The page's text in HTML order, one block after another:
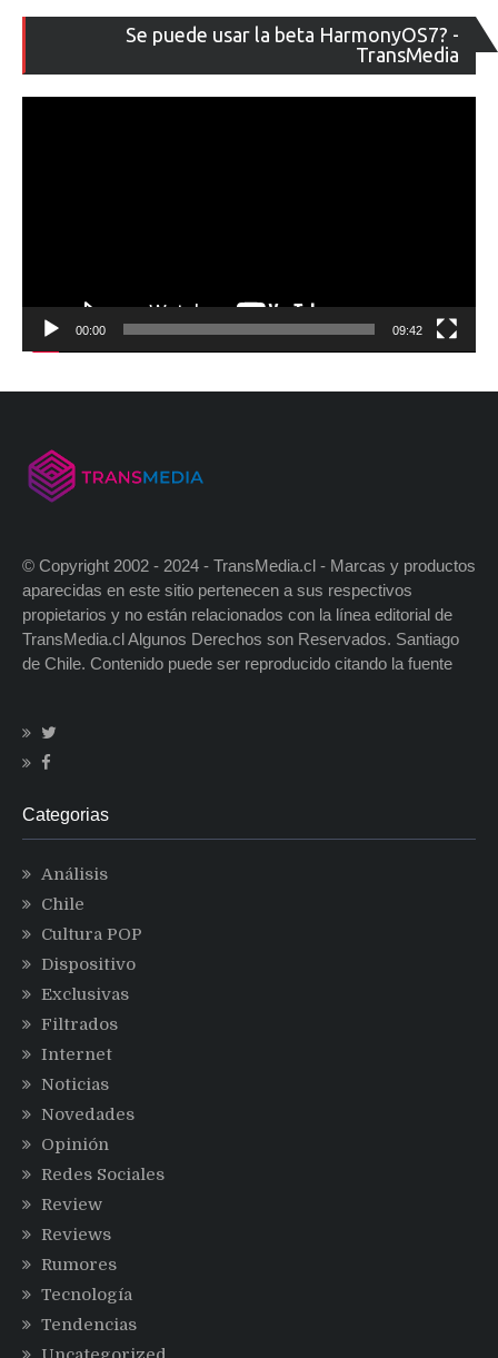
Se puede usar la beta HarmonyOS7? -
TransMedia
de
00:00 09:42
© Copyright 2002 - 2024 - TransMedia.cl - Marcas y productos
aparecidas en este sitio pertenecen a sus respectivos
propietarios y no están relacionados con la línea editorial de
TransMedia.cl Algunos Derechos son Reservados. Santiago
de Chile. Contenido puede ser reproducido citando la fuente
Categorias
Análisis
Chile
Cultura POP
Dispositivo
Exclusivas
Filtrados
Internet
Noticias
Novedades
Opinión
Redes Sociales
Review
Reviews
Rumores
Tecnología
Tendencias